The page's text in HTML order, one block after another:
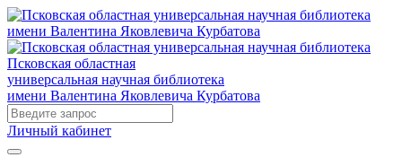
Псковская областная
универсальная научная библиотека
имени Валентина Яковлевича Курбатова
Личный кабинет